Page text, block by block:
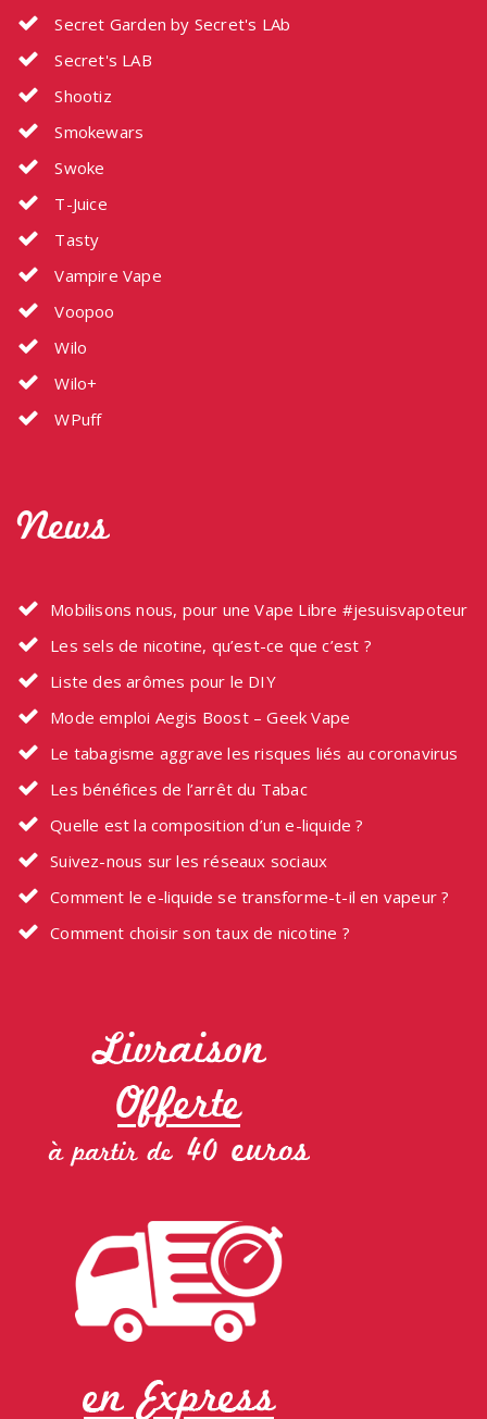
Secret Garden by Secret's LAb
Secret's LAB
Shootiz
Smokewars
Swoke
T-Juice
Tasty
Vampire Vape
Voopoo
Wilo
Wilo+
WPuff
News
Mobilisons nous, pour une Vape Libre #jesuisvapoteur
Les sels de nicotine, qu’est-ce que c’est ?
Liste des arômes pour le DIY
Mode emploi Aegis Boost – Geek Vape
Le tabagisme aggrave les risques liés au coronavirus
Les bénéfices de l’arrêt du Tabac
Quelle est la composition d’un e-liquide ?
Suivez-nous sur les réseaux sociaux
Comment le e-liquide se transforme-t-il en vapeur ?
Comment choisir son taux de nicotine ?